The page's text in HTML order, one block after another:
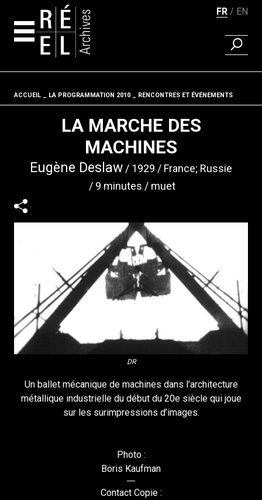
FR EN
Fil d'ariane
ACCUEIL LA PROGRAMMATION 2010 RENCONTRES ET ÉVÉNEMENTS
LA MARCHE DES
MACHINES
Eugène Deslaw 1929
France; Russie
9 minutes
muet
DR
Un ballet mécanique de machines dans l’architecture
métallique industrielle du début du 20e siècle qui joue
sur les surimpressions d’images.
Photo :
Boris Kaufman
Contact Copie :